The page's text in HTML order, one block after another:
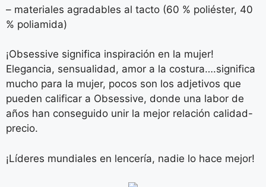
– materiales agradables al tacto (60 % poliéster, 40
% poliamida)
¡Obsessive significa inspiración en la mujer!
Elegancia, sensualidad, amor a la costura….significa
mucho para la mujer, pocos son los adjetivos que
pueden calificar a Obsessive, donde una labor de
años han conseguido unir la mejor relación calidad-
precio.
¡Líderes mundiales en lencería, nadie lo hace mejor!